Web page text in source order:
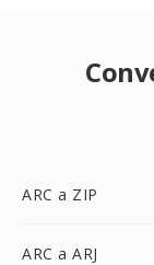
ARC a ZIP
ARC a ARJ